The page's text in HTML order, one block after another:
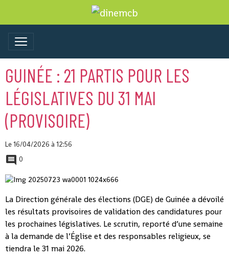
GUINÉE : 21 PARTIS POUR LES
LÉGISLATIVES DU 31 MAI
(PROVISOIRE)
Le 16/04/2026 à 12:56
0
La Direction générale des élections (DGE) de Guinée a dévoilé
les résultats provisoires de validation des candidatures pour
les prochaines législatives. Le scrutin, reporté d’une semaine
à la demande de l’Église et des responsables religieux, se
tiendra le 31 mai 2026.